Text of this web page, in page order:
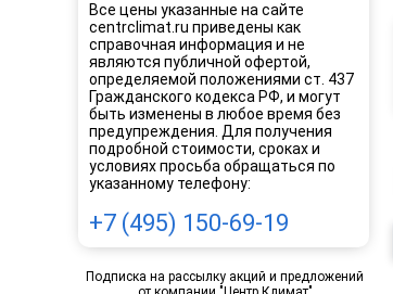
Все цены указанные на сайте
centrclimat.ru приведены как
справочная информация и не
являются публичной офертой,
определяемой положениями ст. 437
Гражданского кодекса РФ, и могут
быть изменены в любое время без
предупреждения. Для получения
подробной стоимости, сроках и
условиях просьба обращаться по
указанному телефону:
+7 (495) 150-69-19
Подписка на рассылку акций и предложений